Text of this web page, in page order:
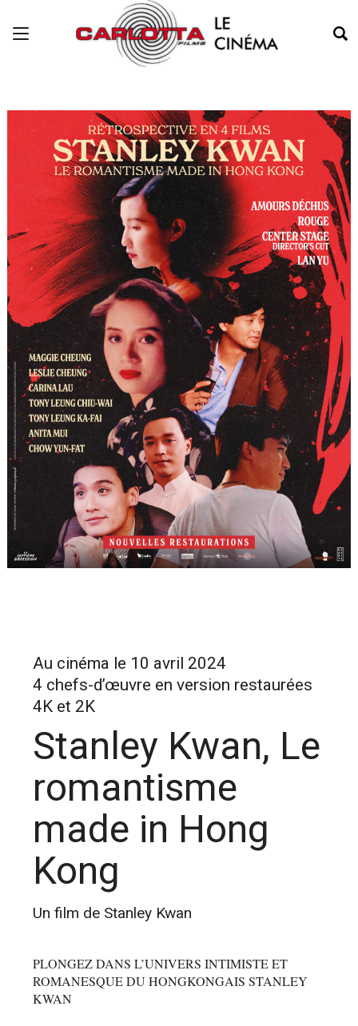
Au cinéma le 10 avril 2024
4 chefs-d’œuvre en version restaurées
4K et 2K
Stanley Kwan, Le
romantisme
made in Hong
Kong
Un film de Stanley Kwan
PLONGEZ DANS L’UNIVERS INTIMISTE ET
ROMANESQUE DU HONGKONGAIS STANLEY
KWAN